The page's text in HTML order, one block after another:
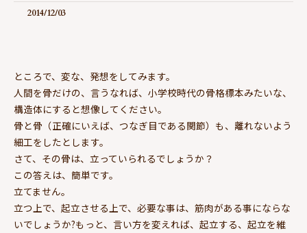
2014/12/03
ところで、変な、発想をしてみます。
人間を骨だけの、言うなれば、小学校時代の骨格標本みたいな、
構造体にすると想像してください。
骨と骨（正確にいえば、つなぎ目である関節）も、離れないよう
細工をしたとします。
さて、その骨は、立っていられるでしょうか？
この答えは、簡単です。
立てません。
立つ上で、起立させる上で、必要な事は、筋肉がある事にならな
いでしょうか?もっと、言い方を変えれば、起立する、起立を維